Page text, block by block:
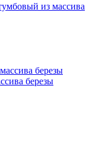
из массива
березы